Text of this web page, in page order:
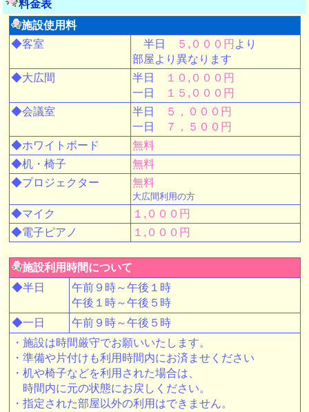
料金表
施設使用料
◆客室
半日 ５,０００円 より
部屋より異なります
◆大広間
半日
１０,０００円
一日
１５,０００円
◆会議室
半日
５，０００円
一日
７，５００円
◆ホワイトボード
無料
◆机・椅子
無料
◆プロジェクター
無料
大広間利用の方
◆マイク
１,０００円
◆電子ピアノ
１,０００円
施設利用時間について
◆半日
午前９時～午後１時
午後１時～午後５時
◆一日
午前９時～午後５時
・施設は時間厳守でお願いいたします。
・準備や片付けも利用時間内にお済ませください
・机や椅子などを利用された場合は、
時間内に元の状態にお戻しください。
・指定された部屋以外の利用はできません。